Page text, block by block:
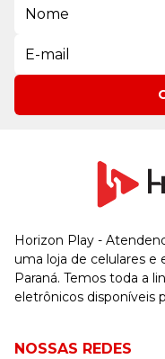
Horizon Play -
uma loja de celulares e
Paraná. Temos toda a
eletrônicos disponíveis
NOSSAS REDES